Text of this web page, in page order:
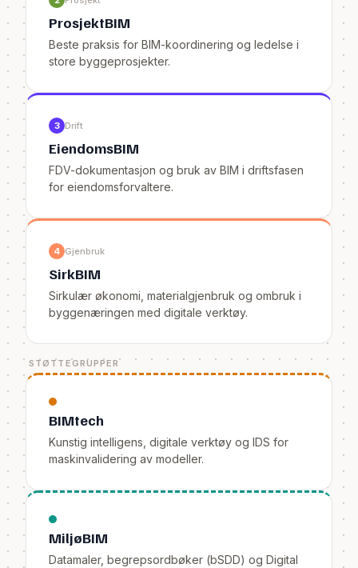
ProsjektBIM
Beste praksis for BIM-koordinering og ledelse i
store byggeprosjekter.
3 Drift
EiendomsBIM
FDV-dokumentasjon og bruk av BIM i driftsfasen
for eiendomsforvaltere.
4 Gjenbruk
SirkBIM
Sirkulær økonomi, materialgjenbruk og ombruk i
byggenæringen med digitale verktøy.
STØTTEGRUPPER
BIMtech
Kunstig intelligens, digitale verktøy og IDS for
maskinvalidering av modeller.
MiljøBIM
Datamaler, begrepsordbøker (bSDD) og Digital